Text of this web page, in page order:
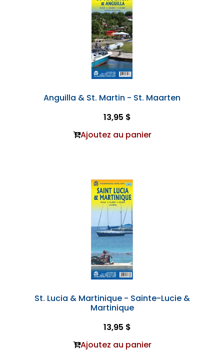
Anguilla & St. Martin - St. Maarten
13,95 $
Ajoutez au panier
St. Lucia & Martinique - Sainte-Lucie &
Martinique
13,95 $
Ajoutez au panier